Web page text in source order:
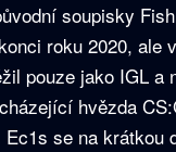
soupisky
roku 2020, ale
pouze jako IGL a
hvězda
Ec1s se na krátkou